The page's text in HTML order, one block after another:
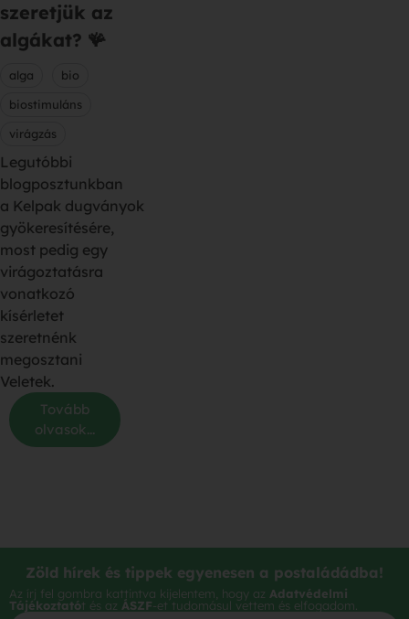
szeretjük az
algákat? 🪸
alga
bio
biostimuláns
virágzás
Legutóbbi
blogposztunkban
a Kelpak dugványok
gyökeresítésére,
most pedig egy
virágoztatásra
vonatkozó
kísérletet
szeretnénk
megosztani
Veletek.
Tovább
olvasok...
Zöld hírek és tippek egyenesen a postaládádba!
Az írj fel gombra kattintva kijelentem, hogy az Adatvédelmi
Tájékoztatót és az ÁSZF-et tudomásul vettem és elfogadom.